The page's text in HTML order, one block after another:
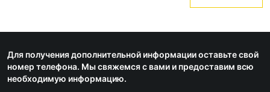
Для получения дополнительной информации оставьте свой
номер телефона. Мы свяжемся с вами и предоставим всю
необходимую информацию.